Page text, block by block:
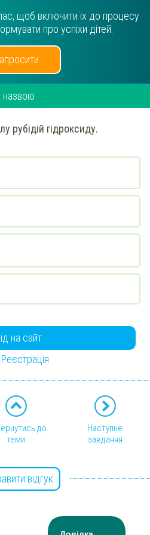
щоб включити їх до процесу
про успіхи дітей.
назвою
рубідій гідроксиду.
на сайт
Реєстрація
до
теми
Наступне
завдання
відгук